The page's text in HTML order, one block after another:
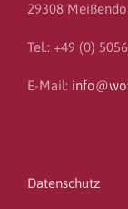
29308
Tel.: +49 (0)
E-Mail:
Datenschutz